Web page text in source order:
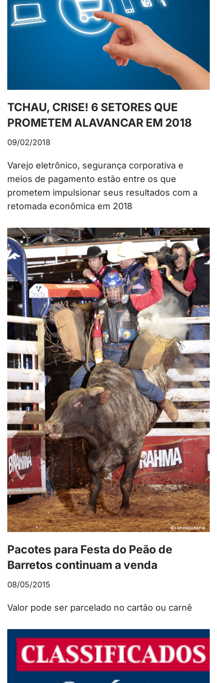
TCHAU, CRISE! 6 SETORES QUE
PROMETEM ALAVANCAR EM 2018
09/02/2018
Varejo eletrônico, segurança corporativa e
meios de pagamento estão entre os que
prometem impulsionar seus resultados com a
retomada econômica em 2018
Pacotes para Festa do Peão de
Barretos continuam a venda
08/05/2015
Valor pode ser parcelado no cartão ou carnê